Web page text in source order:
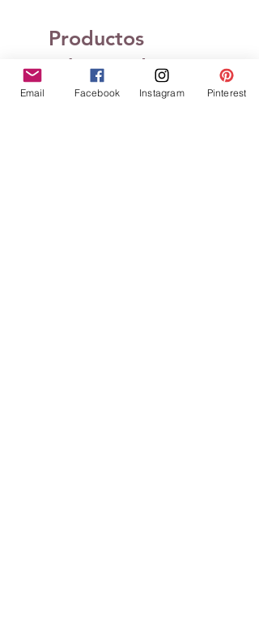
Productos
relacionados
Email Facebook Instagram Pinterest